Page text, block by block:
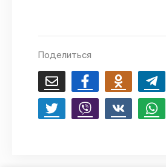
Поделиться